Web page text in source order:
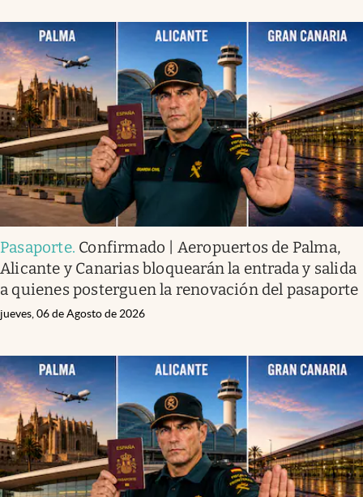
Apertura
Infotechnology
Clase
Clima
Mundial 2026
Eventos Corporativos
El Cronista Studio
Mediakit
abre en nueva pestaña
Argentina
Pasaporte. Confirmado | Aeropuertos de Palma,
Alicante y Canarias bloquearán la entrada y salida
a quienes posterguen la renovación del pasaporte
jueves, 06 de Agosto de 2026